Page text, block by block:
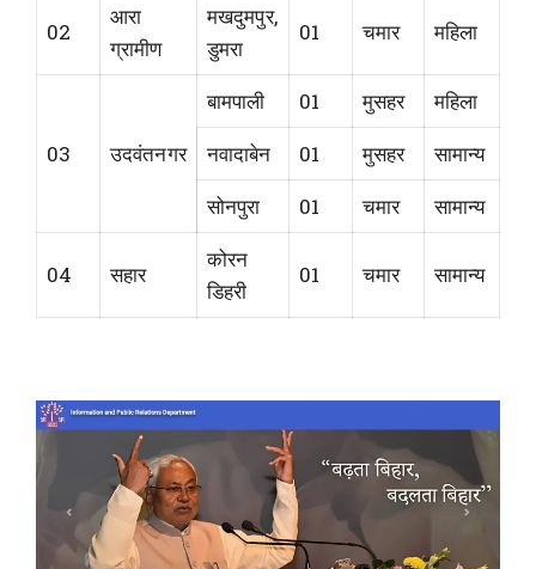
02
आरा
ग्रामीण
मखदुमपुर,
डुमरा
01 चमार महिला
03 उदवंतनगर
बामपाली 01 मुसहर
महिला
नवादाबेन
01 मुसहर
सामान्य
सोनपुरा
01 चमार सामान्य
04 सहार
कोरन
डिहरी
01 चमार सामान्य